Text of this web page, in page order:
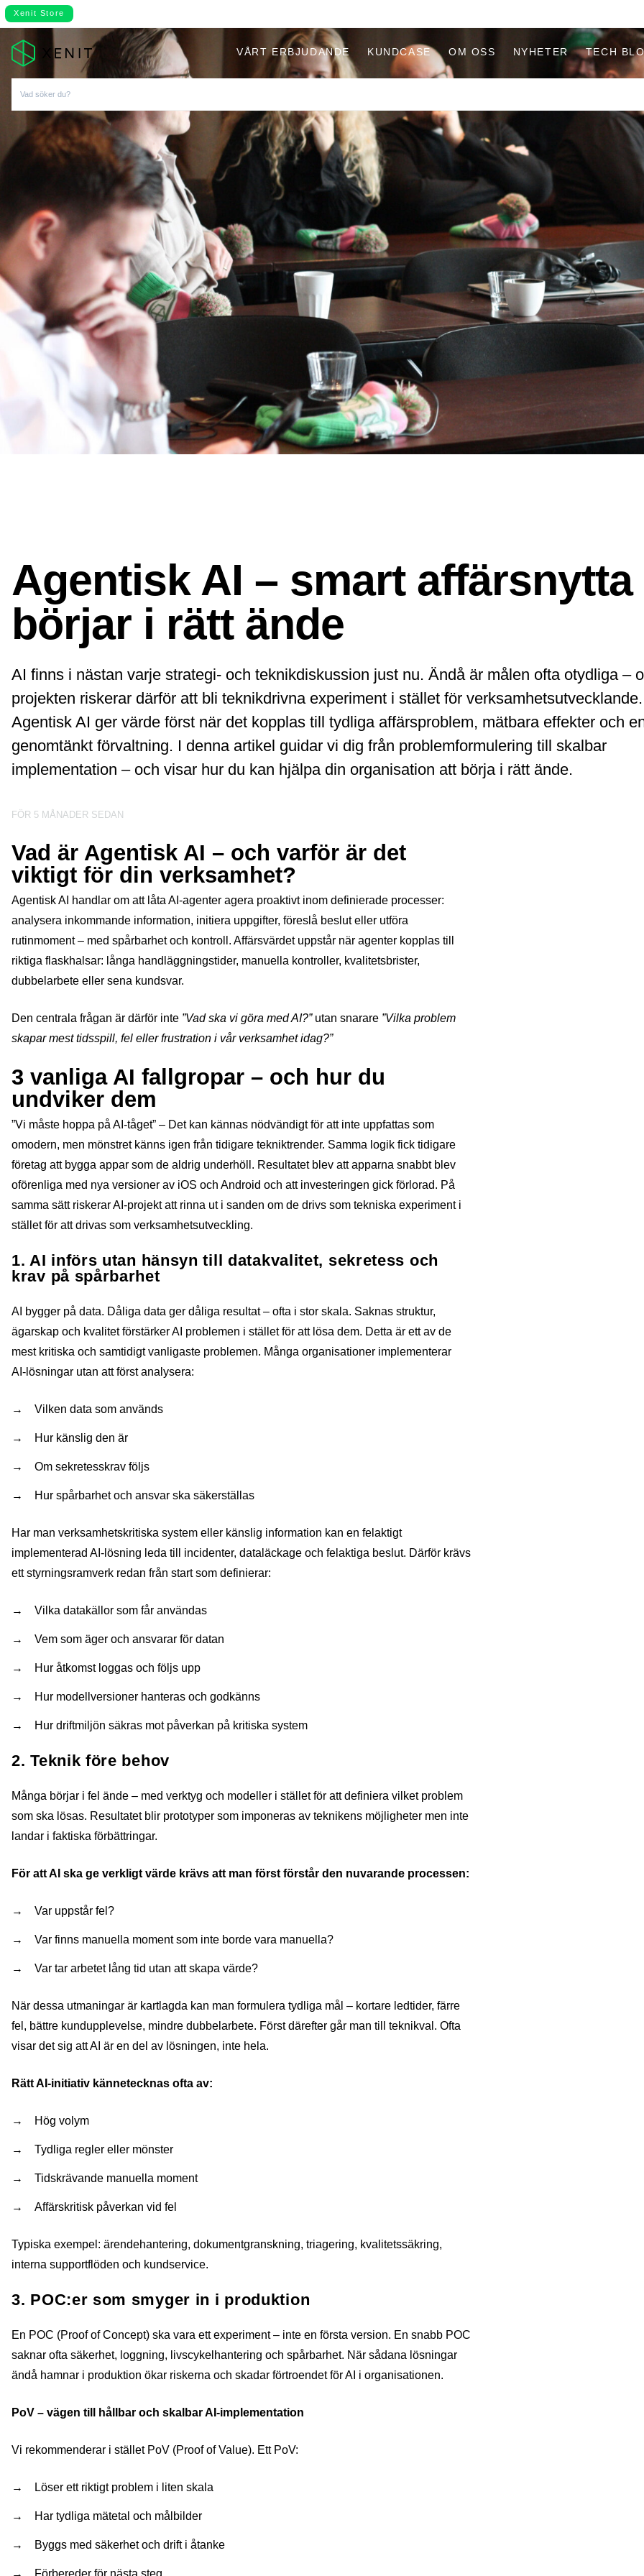
Xenit Store
VÅRT ERBJUDANDE KUNDCASE OM OSS NYHETER TECH
Agentisk AI – smart affärsnytta
börjar i rätt ände
AI finns i nästan varje strategi- och teknikdiskussion just nu. Ändå är målen ofta otydliga –
projekten riskerar därför att bli teknikdrivna experiment i stället för verksamhetsutvecklande.
Agentisk AI ger värde först när det kopplas till tydliga affärsproblem, mätbara effekter och
genomtänkt förvaltning. I denna artikel guidar vi dig från problemformulering till skalbar
implementation – och visar hur du kan hjälpa din organisation att börja i rätt ände.
FÖR 5 MÅNADER SEDAN
Vad är Agentisk AI – och varför är det
viktigt för din verksamhet?
Agentisk AI handlar om att låta AI‑agenter agera proaktivt inom definierade processer:
analysera inkommande information, initiera uppgifter, föreslå beslut eller utföra
rutinmoment – med spårbarhet och kontroll. Affärsvärdet uppstår när agenter kopplas till
riktiga flaskhalsar: långa handläggningstider, manuella kontroller, kvalitetsbrister,
dubbelarbete eller sena kundsvar.
Den centrala frågan är därför inte ”Vad ska vi göra med AI?”utan snarare ”Vilka problem
skapar mest tidsspill, fel eller frustration i vår verksamhet idag?”
3 vanliga AI fallgropar – och hur du
undviker dem
”Vi måste hoppa på AI-tåget” – Det kan kännas nödvändigt för att inte uppfattas som
omodern, men mönstret känns igen från tidigare tekniktrender. Samma logik fick tidigare
företag att bygga appar som de aldrig underhöll. Resultatet blev att apparna snabbt blev
oförenliga med nya versioner av iOS och Android och att investeringen gick förlorad. På
samma sätt riskerar AI‑projekt att rinna ut i sanden om de drivs som tekniska experiment i
stället för att drivas som verksamhetsutveckling.
1. AI införs utan hänsyn till datakvalitet, sekretess och
krav på spårbarhet
AI bygger på data. Dåliga data ger dåliga resultat – ofta i stor skala. Saknas struktur,
ägarskap och kvalitet förstärker AI problemen i stället för att lösa dem. Detta är ett av de
mest kritiska och samtidigt vanligaste problemen. Många organisationer implementerar
AI‑lösningar utan att först analysera:
Vilken data som används
Hur känslig den är
Om sekretesskrav följs
Hur spårbarhet och ansvar ska säkerställas
Har man verksamhetskritiska system eller känslig information kan en felaktigt
implementerad AI-lösning leda till incidenter, dataläckage och felaktiga beslut. Därför krävs
ett styrningsramverk redan från start som definierar:
Vilka datakällor som får användas
Vem som äger och ansvarar för datan
Hur åtkomst loggas och följs upp
Hur modellversioner hanteras och godkänns
Hur driftmiljön säkras mot påverkan på kritiska system
2. Teknik före behov
Många börjar i fel ände – med verktyg och modeller i stället för att definiera vilket problem
som ska lösas. Resultatet blir prototyper som imponeras av teknikens möjligheter men inte
landar i faktiska förbättringar.
För att AI ska ge verkligt värde krävs att man först förstår den nuvarande processen:
Var uppstår fel?
Var finns manuella moment som inte borde vara manuella?
Var tar arbetet lång tid utan att skapa värde?
När dessa utmaningar är kartlagda kan man formulera tydliga mål – kortare ledtider, färre
fel, bättre kundupplevelse, mindre dubbelarbete. Först därefter går man till teknikval. Ofta
visar det sig att AI är en del av lösningen, inte hela.
Rätt AI‑initiativ kännetecknas ofta av:
Hög volym
Tydliga regler eller mönster
Tidskrävande manuella moment
Affärskritisk påverkan vid fel
Typiska exempel: ärendehantering, dokumentgranskning, triagering, kvalitetssäkring,
interna supportflöden och kundservice.
3. POC:er som smyger in i produktion
En POC (Proof of Concept) ska vara ett experiment – inte en första version. En snabb POC
saknar ofta säkerhet, loggning, livscykelhantering och spårbarhet. När sådana lösningar
ändå hamnar i produktion ökar riskerna och skadar förtroendet för AI i organisationen.
PoV – vägen till hållbar och skalbar AI‑implementation
Vi rekommenderar i stället PoV (Proof of Value). Ett PoV:
Löser ett riktigt problem i liten skala
Har tydliga mätetal och målbilder
Byggs med säkerhet och drift i åtanke
Förbereder för nästa steg